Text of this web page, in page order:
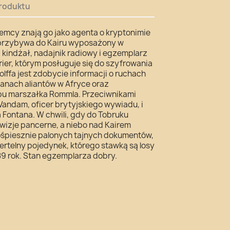
znają go jako agenta o kryptonimie
do Kairu wyposażony w
nadajnik radiowy i egzemplarz
którym posługuje się do szyfrowania
jest zdobycie informacji o ruchach
aliantów w Afryce oraz
marszałka Rommla. Przeciwnikami
oficer brytyjskiego wywiadu, i
W chwili, gdy do Tobruku
pancerne, a niebo nad Kairem
palonych tajnych dokumentów,
pojedynek, którego stawką są losy
rok. Stan egzemplarza dobry.